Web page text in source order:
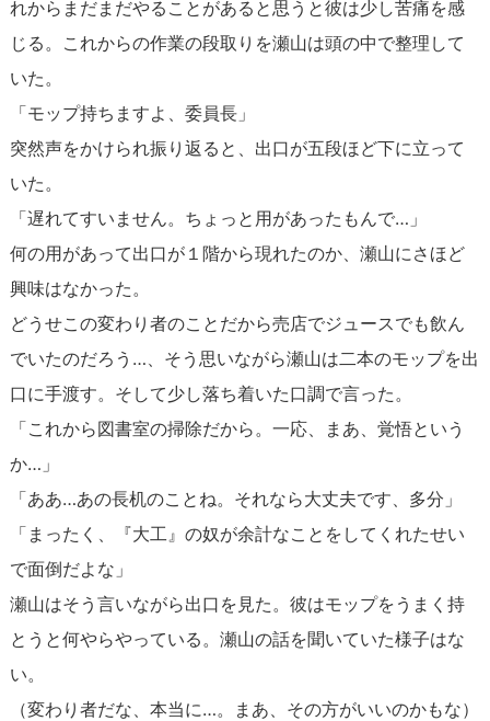
れからまだまだやることがあると思うと彼は少し苦痛を感
じる。これからの作業の段取りを瀬山は頭の中で整理して
いた。
「モップ持ちますよ、委員長」
突然声をかけられ振り返ると、出口が五段ほど下に立って
いた。
「遅れてすいません。ちょっと用があったもんで…」
何の用があって出口が１階から現れたのか、瀬山にさほど
興味はなかった。
どうせこの変わり者のことだから売店でジュースでも飲ん
でいたのだろう…、そう思いながら瀬山は二本のモップを出
口に手渡す。そして少し落ち着いた口調で言った。
「これから図書室の掃除だから。一応、まあ、覚悟という
か…」
「ああ…あの長机のことね。それなら大丈夫です、多分」
「まったく、『大工』の奴が余計なことをしてくれたせい
で面倒だよな」
瀬山はそう言いながら出口を見た。彼はモップをうまく持
とうと何やらやっている。瀬山の話を聞いていた様子はな
い。
（変わり者だな、本当に…。まあ、その方がいいのかもな）